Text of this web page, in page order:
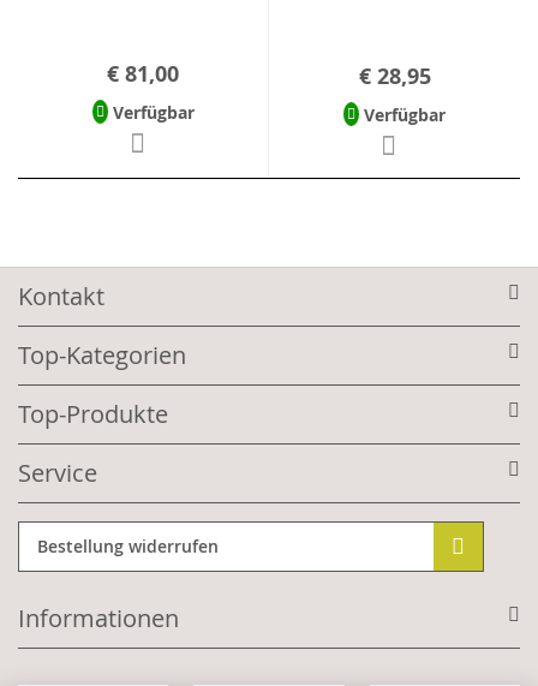
€ 81,00
Verfügbar
€ 28,95
Verfügbar
Kontakt
Top-Kategorien
Top-Produkte
Service
Bestellung widerrufen
Informationen